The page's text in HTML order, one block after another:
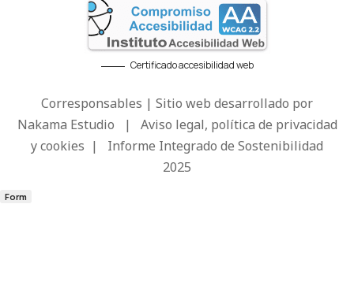
Certificado accesibilidad web
Corresponsables | Sitio web desarrollado por
Nakama Estudio | Aviso legal, política de privacidad
y cookies | Informe Integrado de Sostenibilidad
2025
Form